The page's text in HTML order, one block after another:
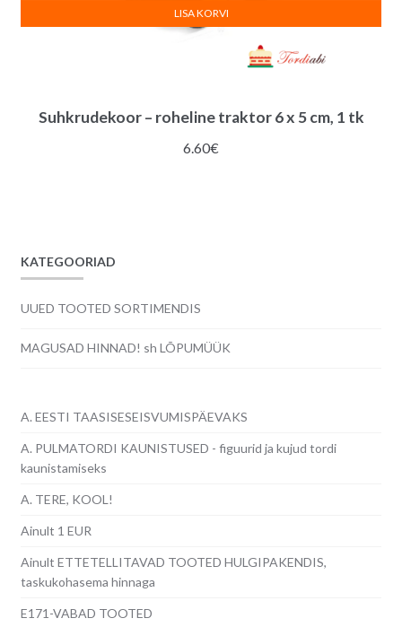
Suhkrudekoor – roheline traktor 6 x 5 cm, 1 tk
6.60€
LISA KORVI
KATEGOORIAD
UUED TOOTED SORTIMENDIS
MAGUSAD HINNAD! sh LÕPUMÜÜK
A. EESTI TAASISESEISVUMISPÄEVAKS
A. PULMATORDI KAUNISTUSED - figuurid ja kujud tordi
kaunistamiseks
A. TERE, KOOL!
Ainult 1 EUR
Ainult ETTETELLITAVAD TOOTED HULGIPAKENDIS,
taskukohasema hinnaga
E171-VABAD TOOTED